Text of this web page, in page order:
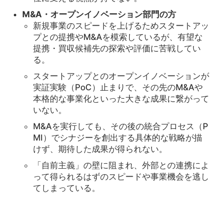
M&A・オープンイノベーション部門の方
新規事業のスピードを上げるためスタートアッ
プとの提携やM&Aを模索しているが、有望な
提携・買収候補先の探索や評価に苦戦してい
る。
スタートアップとのオープンイノベーションが
実証実験（PoC）止まりで、その先のM&Aや
本格的な事業化といった大きな成果に繋がって
いない。
M&Aを実行しても、その後の統合プロセス（P
MI）でシナジーを創出する具体的な戦略が描
けず、期待した成果が得られない。
「自前主義」の壁に阻まれ、外部との連携によ
って得られるはずのスピードや事業機会を逃し
てしまっている。